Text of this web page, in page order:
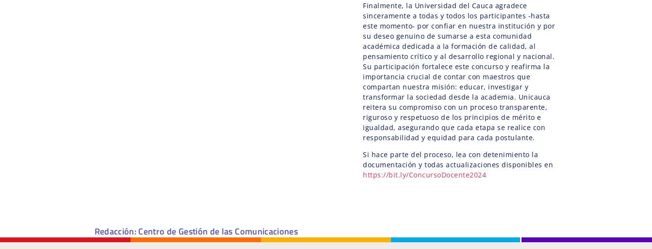
Finalmente, la Universidad del Cauca agradece
sinceramente a todas y todos los participantes -hasta
este momento- por confiar en nuestra institución y por
su deseo genuino de sumarse a esta comunidad
académica dedicada a la formación de calidad, al
pensamiento crítico y al desarrollo regional y nacional.
Su participación fortalece este concurso y reafirma la
importancia crucial de contar con maestros que
compartan nuestra misión: educar, investigar y
transformar la sociedad desde la academia. Unicauca
reitera su compromiso con un proceso transparente,
riguroso y respetuoso de los principios de mérito e
igualdad, asegurando que cada etapa se realice con
responsabilidad y equidad para cada postulante.
Si hace parte del proceso, lea con detenimiento la
documentación y todas actualizaciones disponibles en
https://bit.ly/ConcursoDocente2024
Redacción: Centro de Gestión de las Comunicaciones